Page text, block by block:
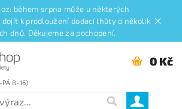
během srpna může u některých
k prodloužení dodací lhůty o několik
dnů. Děkujeme za pochopení.
0 Kč